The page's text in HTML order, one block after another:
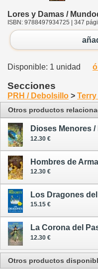
Lores y Damas /
ISBN: 9788497934725 | 347
Disponible: 1 unidad
Secciones
PRH / Debolsillo >
Otros productos
Dioses Menores
12.30 €
Hombres de
12.30 €
Los Dragones
15.15 €
La Corona del
12.30 €
Otros productos